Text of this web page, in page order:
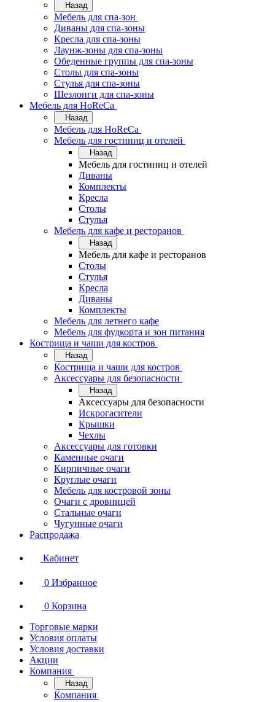
Назад
Мебель для спа-зон
Диваны для спа-зоны
Кресла для спа-зоны
Лаунж-зоны для спа-зоны
Обеденные группы для спа-зоны
Столы для спа-зоны
Стулья для спа-зоны
Шезлонги для спа-зоны
Мебель для HoReCa
Назад
Мебель для HoReCa
Мебель для гостиниц и отелей
Назад
Мебель для гостиниц и отелей
Диваны
Комплекты
Кресла
Столы
Стулья
Мебель для кафе и ресторанов
Назад
Мебель для кафе и ресторанов
Столы
Стулья
Кресла
Диваны
Комплекты
Мебель для летнего кафе
Мебель для фудкорта и зон питания
Кострища и чаши для костров
Назад
Кострища и чаши для костров
Аксессуары для безопасности
Назад
Аксессуары для безопасности
Искрогасители
Крышки
Чехлы
Аксессуары для готовки
Каменные очаги
Кирпичные очаги
Круглые очаги
Мебель для костровой зоны
Очаги с дровницей
Стальные очаги
Чугунные очаги
Распродажа
Кабинет
0 Избранное
0 Корзина
Торговые марки
Условия оплаты
Условия доставки
Акции
Компания
Назад
Компания